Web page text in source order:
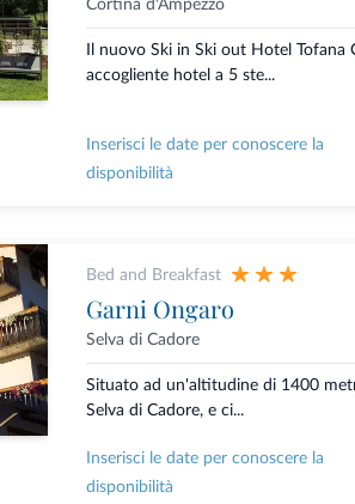
Cortina d'Ampezzo
Il nuovo Ski in Ski out Hotel Tofana
accogliente hotel a 5 ste...
Inserisci le date per conoscere la
disponibilità
Bed and Breakfast
Garni Ongaro
Selva di Cadore
Situato ad un'altitudine di 1400
Selva di Cadore, e ci...
Inserisci le date per conoscere la
disponibilità